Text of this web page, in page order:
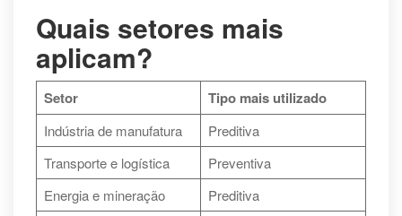
Quais setores mais
aplicam?
Setor Tipo mais utilizado
Indústria de manufatura
Preditiva
Transporte e logística
Preventiva
Energia e mineração
Preditiva